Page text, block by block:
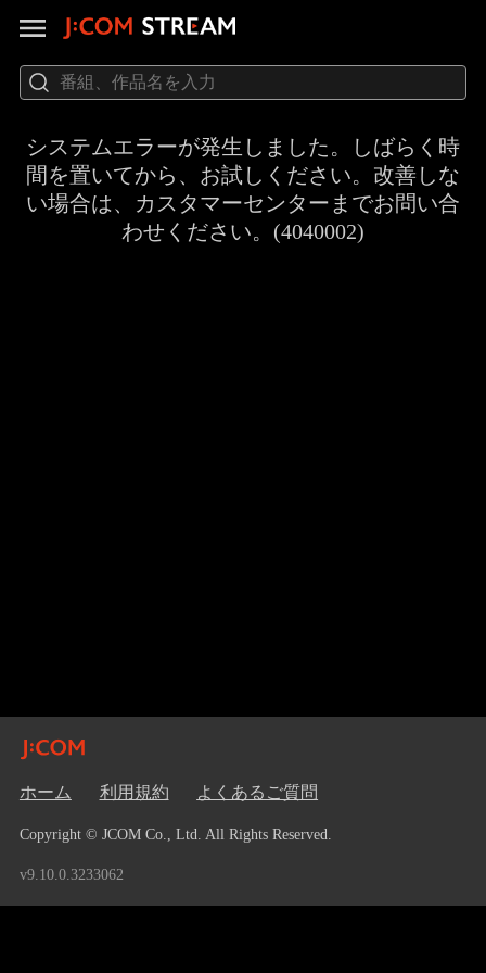
システムエラーが発生しました。しばらく時
間を置いてから、お試しください。改善しな
い場合は、カスタマーセンターまでお問い合
わせください。(4040002)
ホーム 利用規約 よくあるご質問
Copyright © JCOM Co., Ltd. All Rights Reserved.
v9.10.0.3233062